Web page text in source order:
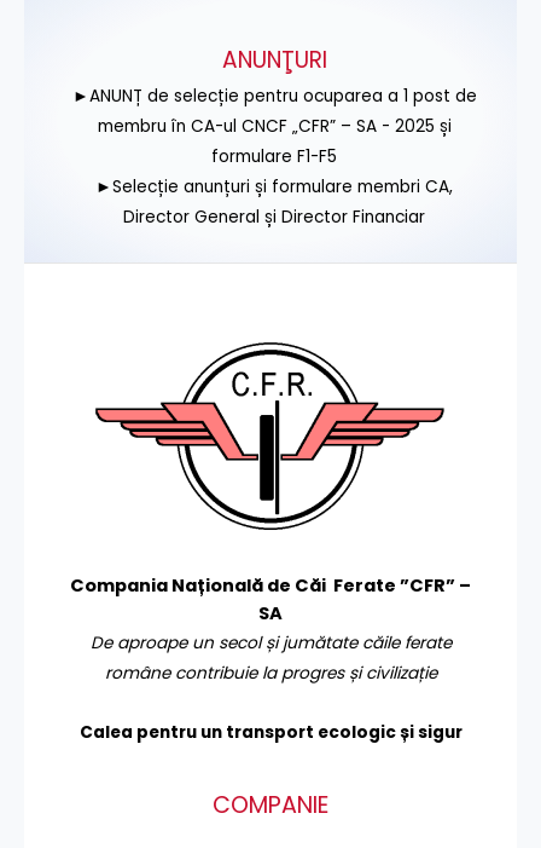
ANUNŢURI
►ANUNȚ de selecție pentru ocuparea a 1 post de
membru în CA-ul CNCF „CFR” – SA - 2025 și
formulare F1-F5
►Selecție anunțuri și formulare membri CA,
Director General și Director Financiar
Compania Națională de Căi Ferate ”CFR” –
SA
De aproape un secol și jumătate căile ferate
române contribuie la progres și civilizație
Calea pentru un transport ecologic și sigur
COMPANIE